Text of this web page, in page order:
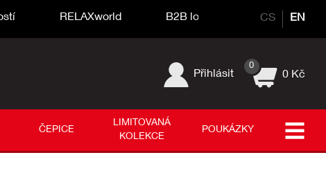
RELAXworld B2B login CS EN
Přihlásit
0
0 Kč
ČEPICE
LIMITOVANÁ
KOLEKCE
POUKÁZKY